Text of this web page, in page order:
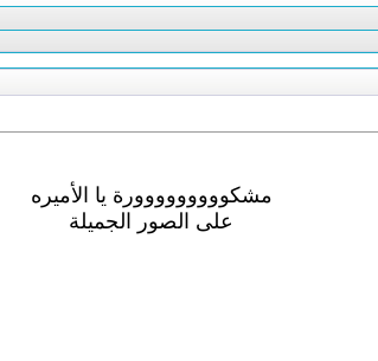
مشكووووووووورة يا الأميره
على الصور الجميلة